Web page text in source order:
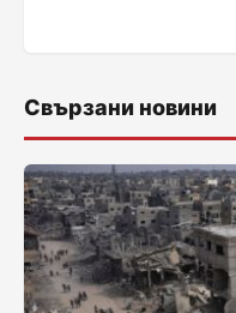
Свързани новини